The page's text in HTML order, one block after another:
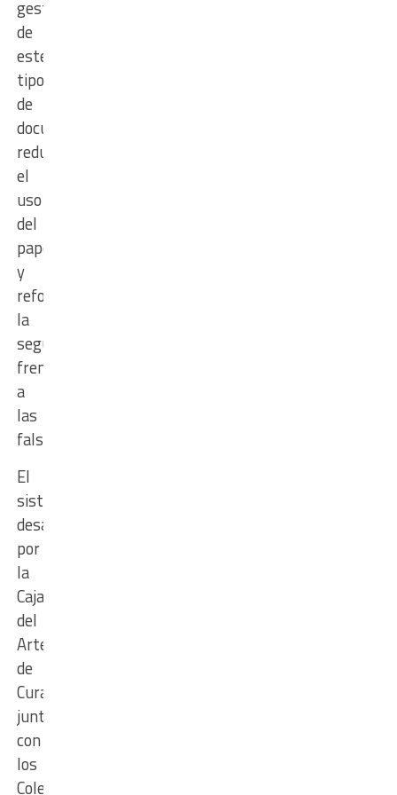
gestión
de
este
tipo
de
documentación,
reducir
el
uso
del
papel
y
reforzar
la
seguridad
frente
a
las
falsificaciones.
El
sistema,
desarrollado
por
la
Caja
del
Arte
de
Curar
junto
con
los
Colegios